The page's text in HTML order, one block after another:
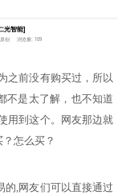
光智能]
创
浏览量: 109
之前没有购买过，所以
不是太了解，也不知道
用到这个。网友那边就
怎么买？
的,网友们可以直接通过